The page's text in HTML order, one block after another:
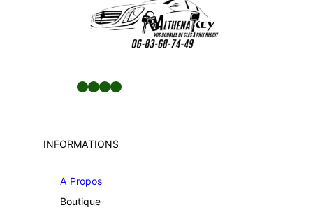
Facebook LinkedIn Twitter YouTube
INFORMATIONS
A Propos
Boutique